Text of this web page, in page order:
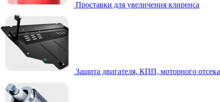
Проставки для увеличения клиренса
Защита двигателя, КПП, моторного отсека